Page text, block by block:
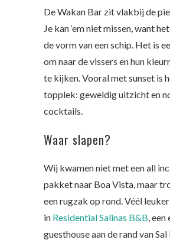
De Wakan Bar zit vlakbij de
Je kan ‘em niet missen, want
de vorm van een schip. Het is
om naar de vissers en hun
te kijken. Vooral met sunset is
topplek: geweldig uitzicht en
cocktails.
Waar slapen?
Wij kwamen niet met een all
pakket naar Boa Vista, maar
een rugzak op rond. Véél
in Residential Salinas B&B, een
guesthouse aan de rand van Sal